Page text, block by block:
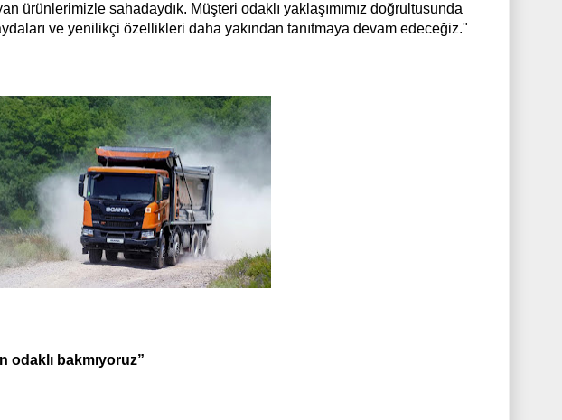
ürünlerimizle sahadaydık. Müşteri odaklı yaklaşımımız doğrultusunda
ve yenilikçi özellikleri daha yakından tanıtmaya devam edeceğiz."
odaklı bakmıyoruz”